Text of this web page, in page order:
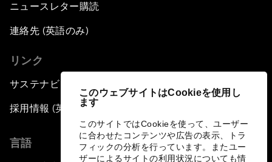
このウェブサイトはCookieを使用し
ます
このサイトではCookieを使って、ユーザー
に合わせたコンテンツや広告の表示、トラ
フィックの分析を行っています。またユー
ザーによるサイトの利用状況についても情
ニュースレター購読
連絡先 (英語のみ)
リンク
サステナビリティへの取り組み
採用情報 (英語のみ)
言語